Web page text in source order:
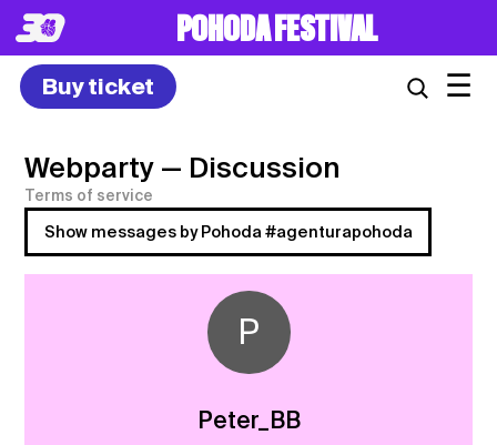
POHODA FESTIVAL
Buy ticket ☰
Webparty — Discussion
Terms of service
Show messages by Pohoda #agenturapohoda
P
Peter_BB